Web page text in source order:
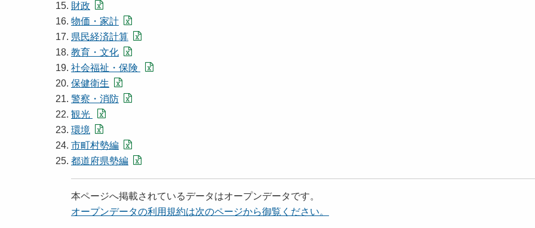
財政
物価・家計
県民経済計算
教育・文化
社会福祉・保険
保健衛生
警察・消防
観光
環境
市町村勢編
都道府県勢編
本ページへ掲載されているデータはオープンデータです。
オープンデータの利用規約は次のページから御覧ください。